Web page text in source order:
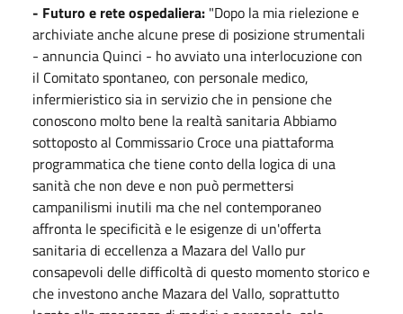
- Futuro e rete ospedaliera: "Dopo la mia rielezione e
archiviate anche alcune prese di posizione strumentali
- annuncia Quinci - ho avviato una interlocuzione con
il Comitato spontaneo, con personale medico,
infermieristico sia in servizio che in pensione che
conoscono molto bene la realtà sanitaria Abbiamo
sottoposto al Commissario Croce una piattaforma
programmatica che tiene conto della logica di una
sanità che non deve e non può permettersi
campanilismi inutili ma che nel contemporaneo
affronta le specificità e le esigenze di un'offerta
sanitaria di eccellenza a Mazara del Vallo pur
consapevoli delle difficoltà di questo momento storico e
che investono anche Mazara del Vallo, soprattutto